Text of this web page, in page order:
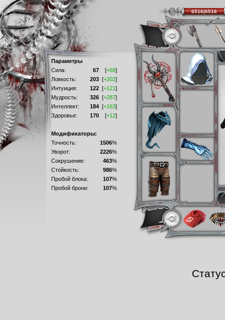
Параметры
Сила:
67 [+66]
Ловкость:
203 [+202]
Интуиция:
122 [+121]
Мудрость:
326 [+287]
Интеллект:
184 [+163]
Здоровье:
170 [+12]
Модификаторы:
Точность:
1506%
Уворот:
2226%
Сокрушение:
463%
Стойкость:
986%
Пробой блока:
107%
Пробой брони:
107%
6516|6516